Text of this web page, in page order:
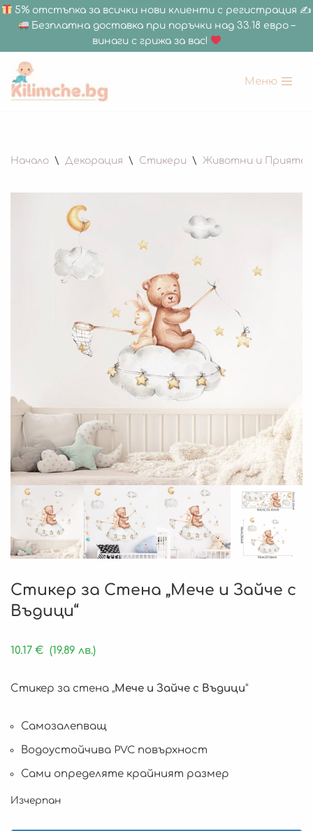
5% отстъпка за всички нови клиенти с регистрация ✍
Безплатна доставка при поръчки над 33.18 евро –
винаги с грижа за вас!
Продължете
Меню
Начало \ Декорация \ Стикери \ Животни и
Стикер за Стена „Мече и Зайче с
Въдици“
10.17 € (19.89 лв.)
Стикер за стена „Мече и Зайче с Въдици“
Самозалепващ
Водоустойчива PVC повърхност
Сами определяте крайният размер
Изчерпан